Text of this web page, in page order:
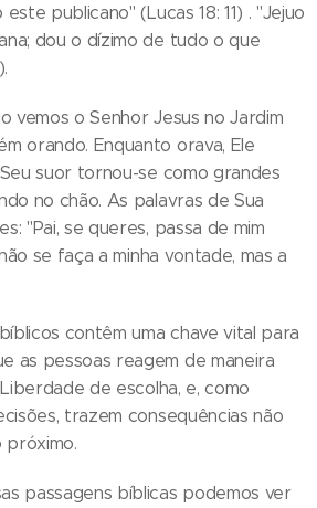
publicano" (Lucas 18: 11) . "Jejuo
dou o dízimo de tudo o que
vemos o Senhor Jesus no Jardim
orando. Enquanto orava, Ele
suor tornou-se como grandes
no chão. As palavras de Sua
"Pai, se queres, passa de mim
se faça a minha vontade, mas a
contêm uma chave vital para
as pessoas reagem de maneira
de escolha, e, como
trazem consequências não
próximo.
passagens bíblicas podemos ver